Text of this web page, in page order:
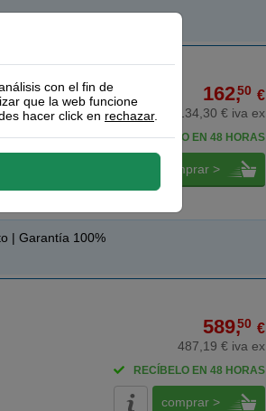
162,50 €
134,30 € iva ex
RECÍBELO EN 48 HORAS
comprar >
| Garantía 100%
589,50 €
487,19 € iva ex
RECÍBELO EN 48 HORAS
comprar >
con el fin de
que la web funcione
hacer click en rechazar.